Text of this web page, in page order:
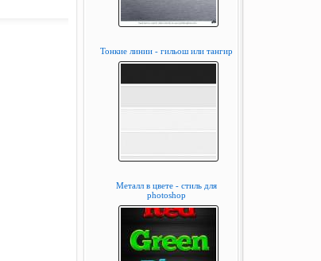
Тонкие линии - гильош или тангир
Металл в цвете - стиль для
photoshop